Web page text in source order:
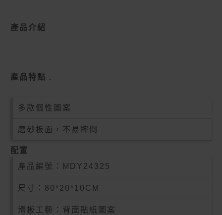
產品介紹
產品特點 .
多款個性圖案
磨砂板面，不易摔倒
配置
產品編號：
MDY24325
尺寸：80*20*10CM
滑板工藝：背面貼紙圖案